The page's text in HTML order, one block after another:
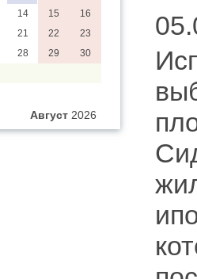
Август 2026
14 15
16
21 22
23
28 29
30